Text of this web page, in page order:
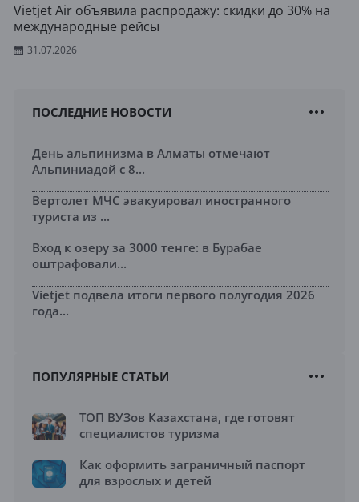
Vietjet Air объявила распродажу: скидки до 30% на
международные рейсы
31.07.2026
ПОСЛЕДНИЕ НОВОСТИ
День альпинизма в Алматы отмечают
Альпиниадой с 8...
Вертолет МЧС эвакуировал иностранного
туриста из ...
Вход к озеру за 3000 тенге: в Бурабае
оштрафовали...
Vietjet подвела итоги первого полугодия 2026
года...
ПОПУЛЯРНЫЕ СТАТЬИ
ТОП ВУЗов Казахстана, где готовят
специалистов туризма
Как оформить заграничный паспорт
для взрослых и детей